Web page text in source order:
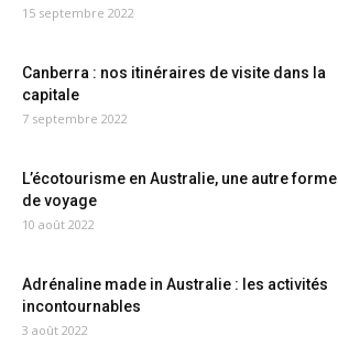
15 septembre 2022
Canberra : nos itinéraires de visite dans la
capitale
7 septembre 2022
L’écotourisme en Australie, une autre forme
de voyage
10 août 2022
Adrénaline made in Australie : les activités
incontournables
3 août 2022